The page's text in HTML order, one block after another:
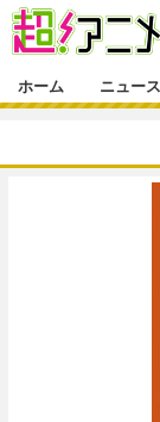
ニュース
ゲーム・
特集一
インタビ
ラキり
連載マン
番組・動
連載・ブロ
ホーム ニュース